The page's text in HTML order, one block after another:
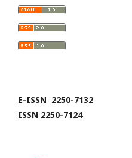
E-ISSN 2250-7132
ISSN 2250-7124